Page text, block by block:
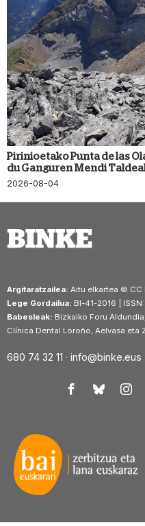
Pirinioetako Punta de las
du Ganguren Mendi
2026-08-04
Argitaratzailea: Aitu elkartea © CC
Lege Gordailua: BI-41-2016 |
Babesleak: Bizkaiko Foru
Clínica Dental Loroño, Aelvasa eta
680 74 32 11 · info@binke.eus